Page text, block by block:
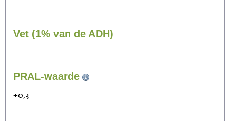
Vet (1% van de ADH)
PRAL-waarde
+0,3
Zitten, tv kijken